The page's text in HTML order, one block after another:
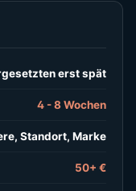
erst spät
4 - 8 Wochen
Standort, Marke
50+ €